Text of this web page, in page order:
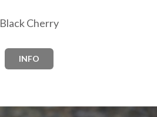
Black Cherry
INFO